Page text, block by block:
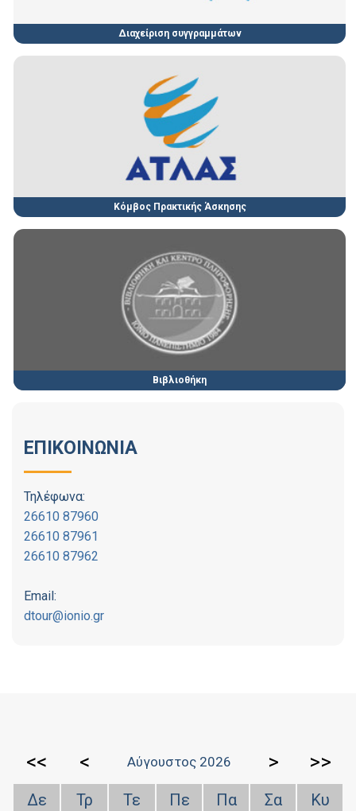
Διαχείριση συγγραμμάτων
Κόμβος Πρακτικής Άσκησης
Βιβλιοθήκη
ΕΠΙΚΟΙΝΩΝΙΑ
Τηλέφωνα:
26610 87960
26610 87961
26610 87962
Email:
dtour@ionio.gr
<< < Αύγουστος 2026 > >>
Δε Τρ Τε Πε Πα Σα
Κυ